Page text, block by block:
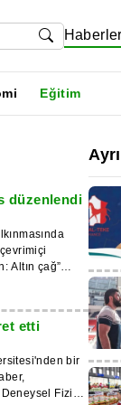
Haberler
Eğitim
düzenlendi
Altın çağ”
biyolojik
ve kapasite
etti
bir